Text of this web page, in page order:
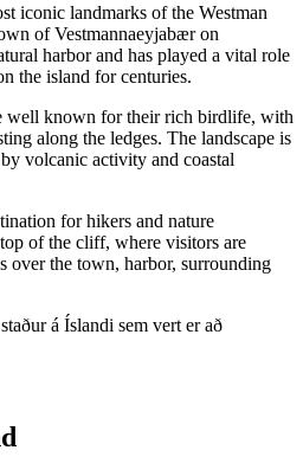
iconic landmarks of the Westman
of Vestmannaeyjabær on
harbor and has played a vital role
the island for centuries.
well known for their rich birdlife, with
along the ledges. The landscape is
volcanic activity and coastal
for hikers and nature
of the cliff, where visitors are
over the town, harbor, surrounding
á Íslandi sem vert er að